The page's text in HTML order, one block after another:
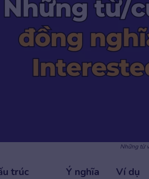
Những từ
trúc Ý nghĩa
Ví dụ